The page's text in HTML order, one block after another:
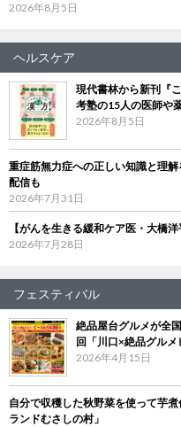
2026年8月5日
ヘルスケア
現代書林から新刊『
考塾の15人の医師や
2026年8月5日
重症筋無力症への正しい知識と理
配信も
2026年7月31日
【がんを生きる緩和ケア医・大橋
2026年7月28日
フェスティバル
絶品屋台グルメが全
回「川口×絶品グル
2026年4月15日
自分で収穫した秋野菜を使って芋
ランドむさしの村」